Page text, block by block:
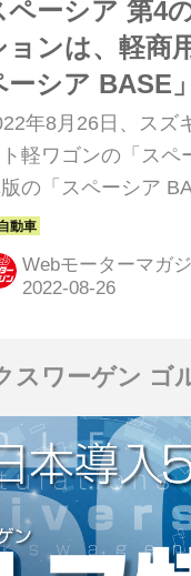
ペーシア 第4
ョンは、軽商
ーシア BASE
仕事に自由自
年8月26日、スズ
軽ワゴンの「スペ
の「スペーシア
」を設定して発売
Webモーターマガ
スワーゲン ゴ